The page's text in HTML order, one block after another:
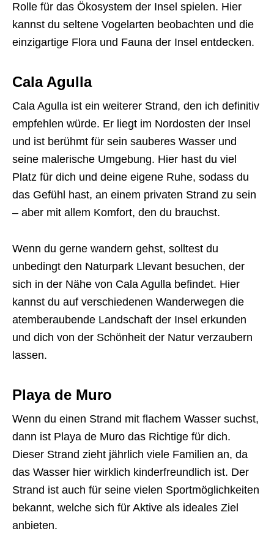
Rolle für das Ökosystem der Insel spielen. Hier
kannst du seltene Vogelarten beobachten und die
einzigartige Flora und Fauna der Insel entdecken.
Cala Agulla
Cala Agulla ist ein weiterer Strand, den ich definitiv
empfehlen würde. Er liegt im Nordosten der Insel
und ist berühmt für sein sauberes Wasser und
seine malerische Umgebung. Hier hast du viel
Platz für dich und deine eigene Ruhe, sodass du
das Gefühl hast, an einem privaten Strand zu sein
– aber mit allem Komfort, den du brauchst.
Wenn du gerne wandern gehst, solltest du
unbedingt den Naturpark Llevant besuchen, der
sich in der Nähe von Cala Agulla befindet. Hier
kannst du auf verschiedenen Wanderwegen die
atemberaubende Landschaft der Insel erkunden
und dich von der Schönheit der Natur verzaubern
lassen.
Playa de Muro
Wenn du einen Strand mit flachem Wasser suchst,
dann ist Playa de Muro das Richtige für dich.
Dieser Strand zieht jährlich viele Familien an, da
das Wasser hier wirklich kinderfreundlich ist. Der
Strand ist auch für seine vielen Sportmöglichkeiten
bekannt, welche sich für Aktive als ideales Ziel
anbieten.